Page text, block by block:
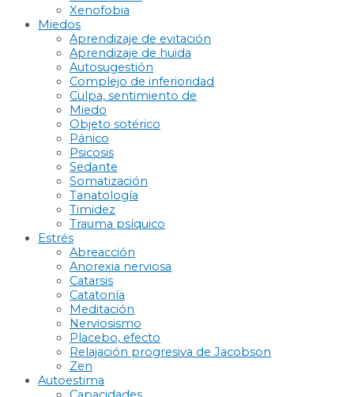
Xenofobia
Miedos
Aprendizaje de evitación
Aprendizaje de huida
Autosugestión
Complejo de inferioridad
Culpa, sentimiento de
Miedo
Objeto sotérico
Pánico
Psicosis
Sedante
Somatización
Tanatología
Timidez
Trauma psíquico
Estrés
Abreacción
Anorexia nerviosa
Catarsis
Catatonía
Meditación
Nerviosismo
Placebo, efecto
Relajación progresiva de Jacobson
Zen
Autoestima